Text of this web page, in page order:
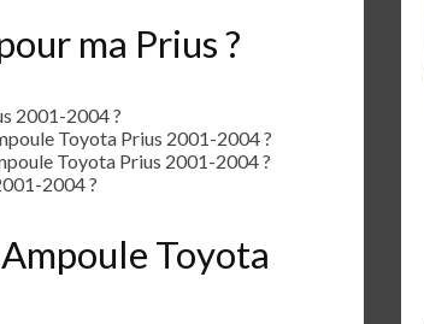
ma Prius ?
2001-2004 ?
Toyota Prius 2001-2004 ?
Toyota Prius 2001-2004 ?
2004 ?
Toyota